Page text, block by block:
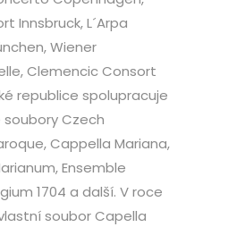
Innsbruck, L´Arpa
Wiener
Clemencic Consort
republice spolupracuje
Czech
Cappella Mariana,
Ensemble
1704 a další. V roce
soubor Capella